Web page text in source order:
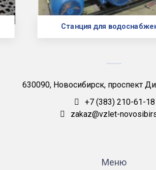
Станция для
630090, Новосибирск, проспект
+7 (383) 210-61-18
zakaz@vzlet-
Меню